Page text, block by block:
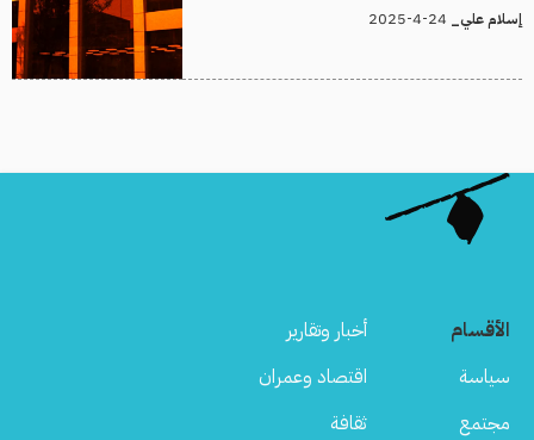
إسلام علي_
الأقسام
أخبار وتقارير
سياسة
اقتصاد وعمران
مجتمع
ثقافة